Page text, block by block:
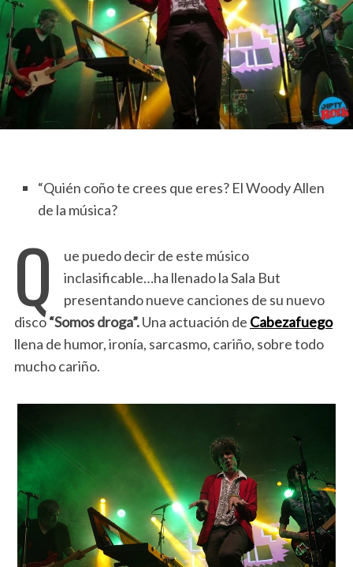
“Quién coño te crees que eres? El Woody Allen
de la música?
Q
ue puedo decir de este músico
inclasificable…ha llenado la Sala But
presentando nueve canciones de su nuevo
disco“Somos droga”.Una actuación de Cabezafuego
llena de humor, ironía, sarcasmo, cariño, sobre todo
mucho cariño.